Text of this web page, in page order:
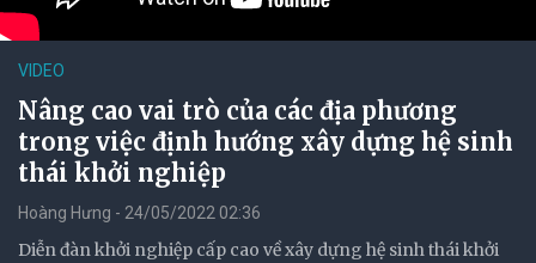
VIDEO
Nâng cao vai trò của các địa phương
trong việc định hướng xây dựng hệ sinh
thái khởi nghiệp
Hoàng Hưng - 24/05/2022 02:36
Diễn đàn khởi nghiệp cấp cao về xây dựng hệ sinh thái khởi